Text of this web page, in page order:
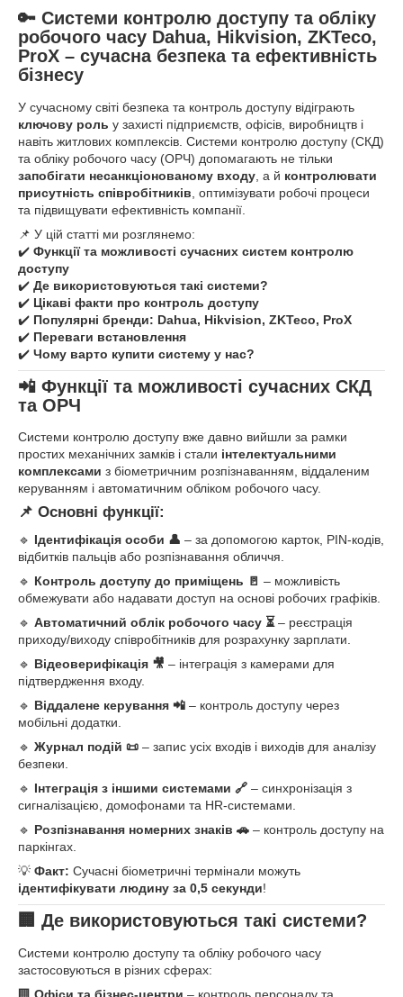
🔑 Системи контролю доступу та обліку
робочого часу Dahua, Hikvision, ZKTeco,
ProX – сучасна безпека та ефективність
бізнесу
У сучасному світі безпека та контроль доступу відіграють
ключову роль у захисті підприємств, офісів, виробництв і
навіть житлових комплексів. Системи контролю доступу (СКД)
та обліку робочого часу (ОРЧ) допомагають не тільки
запобігати несанкціонованому входу , а й контролювати
присутність співробітників , оптимізувати робочі процеси
та підвищувати ефективність компанії.
📌 У цій статті ми розглянемо:
✔️ Функції та можливості сучасних систем контролю
доступу
✔️ Де використовуються такі системи?
✔️ Цікаві факти про контроль доступу
✔️ Популярні бренди: Dahua, Hikvision, ZKTeco, ProX
✔️ Переваги встановлення
✔️ Чому варто купити систему у нас?
📲 Функції та можливості сучасних СКД
та ОРЧ
Системи контролю доступу вже давно вийшли за рамки
простих механічних замків і стали інтелектуальними
комплексами з біометричним розпізнаванням, віддаленим
керуванням і автоматичним обліком робочого часу.
📌 Основні функції:
🔹 Ідентифікація особи 👤 – за допомогою карток, PIN-кодів,
відбитків пальців або розпізнавання обличчя.
🔹 Контроль доступу до приміщень 🚪 – можливість
обмежувати або надавати доступ на основі робочих графіків.
🔹 Автоматичний облік робочого часу ⏳ – реєстрація
приходу/виходу співробітників для розрахунку зарплати.
🔹 Відеоверифікація 🎥 – інтеграція з камерами для
підтвердження входу.
🔹 Віддалене керування 📲 – контроль доступу через
мобільні додатки.
🔹 Журнал подій 📜 – запис усіх входів і виходів для аналізу
безпеки.
🔹 Інтеграція з іншими системами 🔗 – синхронізація з
сигналізацією, домофонами та HR-системами.
🔹 Розпізнавання номерних знаків 🚗 – контроль доступу на
паркінгах.
💡 Факт: Сучасні біометричні термінали можуть
ідентифікувати людину за 0,5 секунди!
🏢 Де використовуються такі системи?
Системи контролю доступу та обліку робочого часу
застосовуються в різних сферах:
🏢 Офіси та бізнес-центри – контроль персоналу та